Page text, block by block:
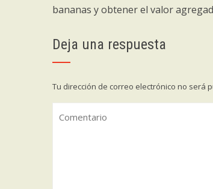
bananas y obtener el valor
Deja una respuesta
Tu dirección de correo electrónico no será